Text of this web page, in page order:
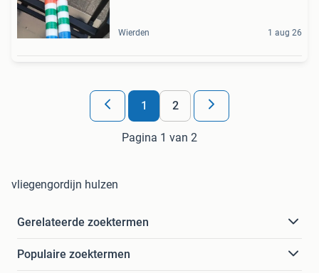
Wierden 1 aug 26
1 2
Pagina 1 van 2
vliegengordijn hulzen
Gerelateerde zoektermen
Populaire zoektermen